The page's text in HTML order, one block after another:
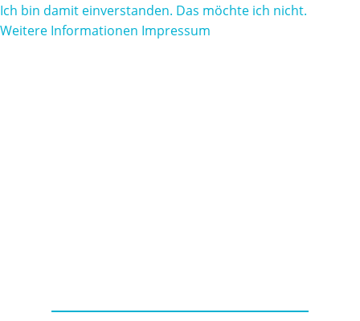
Ich bin damit einverstanden. Das möchte ich nicht.
Weitere Informationen Impressum